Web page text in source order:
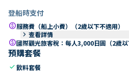
登船時支付
paid服務費（船上小費）（2歲以下不適用）
keyboard_arrow_right 查看詳情
paid國際觀光旅客稅：每人3,000日圓（2歲
預購套餐
check飲料套餐